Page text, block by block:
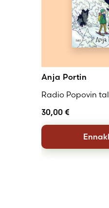
Anja Portin
Radio Popovin
30,00 €